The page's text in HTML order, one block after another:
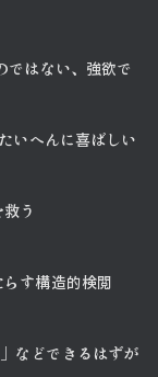
ではない、強欲で
いへんに喜ばしい
う
す構造的検閲
などできるはずが